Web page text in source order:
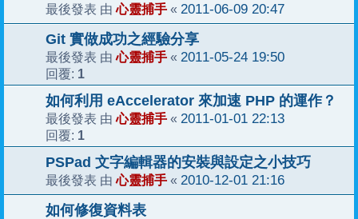
最後發表 由心靈捕手 « 2011-06-09 20:47
Git 實做成功之經驗分享
最後發表 由心靈捕手 « 2011-05-24 19:50
回覆: 1
如何利用 eAccelerator 來加速 PHP 的運作？
最後發表 由心靈捕手 « 2011-01-01 22:13
回覆: 1
PSPad 文字編輯器的安裝與設定之小技巧
最後發表 由心靈捕手 « 2010-12-01 21:16
如何修復資料表